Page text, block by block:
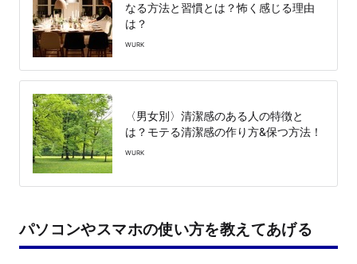
なる方法と習慣とは？怖く感じる理由
は？
WURK
〈男女別〉清潔感のある人の特徴と
は？モテる清潔感の作り方&保つ方法！
WURK
パソコンやスマホの使い方を教えてあげる